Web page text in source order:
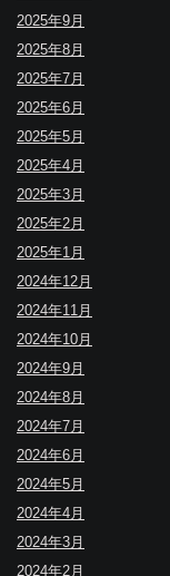
2025年9月
2025年8月
2025年7月
2025年6月
2025年5月
2025年4月
2025年3月
2025年2月
2025年1月
2024年12月
2024年11月
2024年10月
2024年9月
2024年8月
2024年7月
2024年6月
2024年5月
2024年4月
2024年3月
2024年2月